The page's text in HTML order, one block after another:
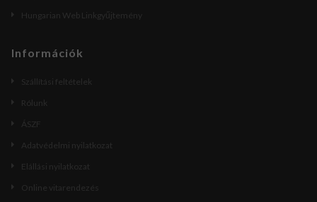
Hungarian Web Linkgyűjtemény
Információk
Szállítási feltételek
Rólunk
ÁSZF
Adatvédelmi nyilatkozat
Elállási nyilatkozat
Online vitarendezés